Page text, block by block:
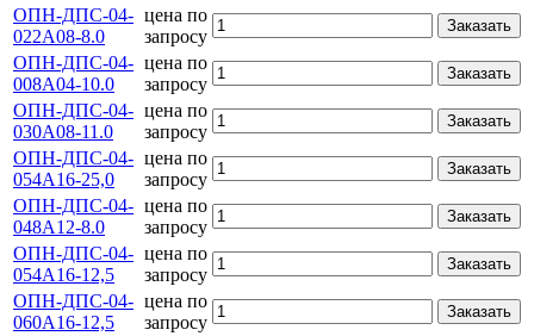
ОПН-ДПС-04-
022А08-8.0
цена по
запросу
Заказать
ОПН-ДПС-04-
008А04-10.0
цена по
запросу
Заказать
ОПН-ДПС-04-
030А08-11.0
цена по
запросу
Заказать
ОПН-ДПС-04-
054А16-25,0
цена по
запросу
Заказать
ОПН-ДПС-04-
048А12-8.0
цена по
запросу
Заказать
ОПН-ДПС-04-
054А16-12,5
цена по
запросу
Заказать
ОПН-ДПС-04-
060А16-12,5
цена по
запросу
Заказать